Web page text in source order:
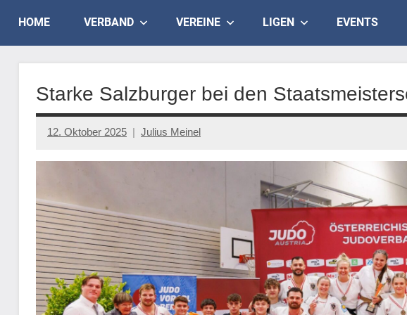
content
Judo
Landesverband
Salzburg
HOME VERBAND VEREINE LIGEN EVENTS
Starke Salzburger bei den
12. Oktober 2025 Julius Meinel